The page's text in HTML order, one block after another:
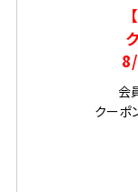
会
クーポ